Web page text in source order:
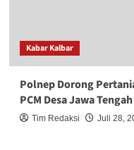
Kabar Kalbar
Polnep Dorong
PCM Desa Jawa
Tim Redaksi Juli 28,